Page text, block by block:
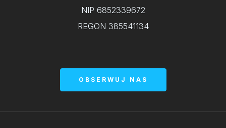
NIP 6852339672
REGON 385541134
OBSERWUJ NAS